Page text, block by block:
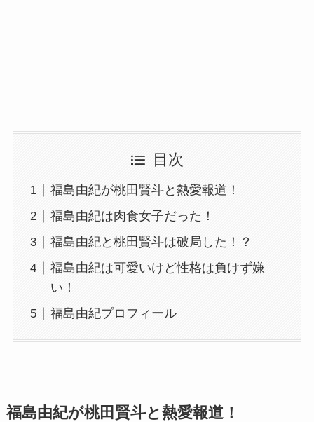
目次
福島由紀が桃田賢斗と熱愛報道！
福島由紀は肉食女子だった！
福島由紀と桃田賢斗は破局した！？
福島由紀は可愛いけど性格は負けず嫌
い！
福島由紀プロフィール
福島由紀が桃田賢斗と熱愛報道！